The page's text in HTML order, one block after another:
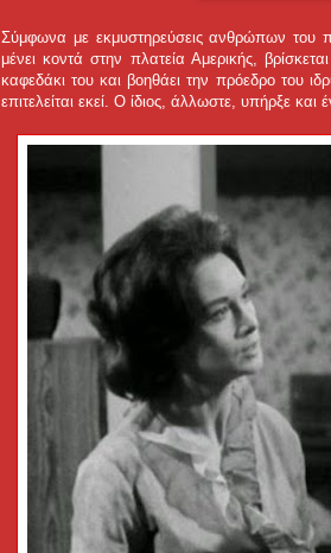
Σύμφωνα με εκμυστηρεύσεις ανθρώπων του
μένει κοντά στην πλατεία Αμερικής,
καφεδάκι του και βοηθάει την πρόεδρο του
επιτελείται εκεί. Ο ίδιος, άλλωστε, υπήρξε